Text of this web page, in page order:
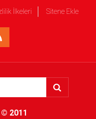
İlkeleri Sitene Ekle
© 2011